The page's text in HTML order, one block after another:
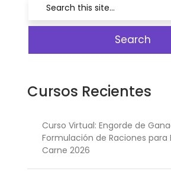
Cursos Recientes
Curso Virtual: Engorde de
Formulación de Raciones para
Carne 2026